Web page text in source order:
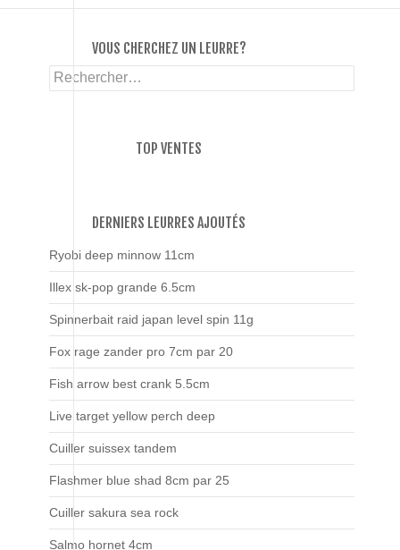
VOUS CHERCHEZ UN LEURRE?
Rechercher :
TOP VENTES
DERNIERS LEURRES AJOUTÉS
Ryobi deep minnow 11cm
Illex sk-pop grande 6.5cm
Spinnerbait raid japan level spin 11g
Fox rage zander pro 7cm par 20
Fish arrow best crank 5.5cm
Live target yellow perch deep
Cuiller suissex tandem
Flashmer blue shad 8cm par 25
Cuiller sakura sea rock
Salmo hornet 4cm